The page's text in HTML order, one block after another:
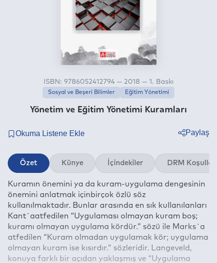
Anlaşmalı Yayınevleri
Yönetim ve Eğitim Yönetimi Kuramları
ISBN: 9786052412794 — 2018 — 1. Baskı
Sosyal ve Beşeri Bilimler Eğitim Yönetimi
Paylaş
Twitter
Linkedin
E-mail
Özet Künye İçindekiler DRM Koşulları
Kuramın önemini ya da kuram-uygulama dengesinin
önemini anlatmak içinbirçok özlü söz
kullanılmaktadır. Bunlar arasında en sık kullanılanları
Kant`aatfedilen “Uygulaması olmayan kuram boş;
kuramı olmayan uygulama kördür.” sözü ile Marks`a
atfedilen “Kuram olmadan uygulamak kör; uygulama
olmayan kuram ise kısırdır.” sözleridir. Langeveld,
konuya farklı bir açıdan yaklaşmış ve “Uygulama